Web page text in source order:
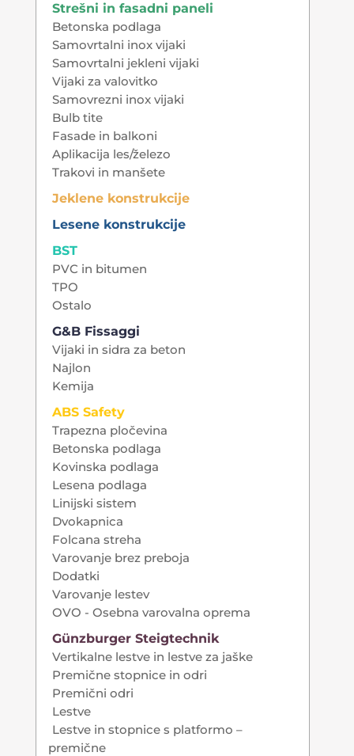
Strešni in fasadni paneli
Betonska podlaga
Samovrtalni inox vijaki
Samovrtalni jekleni vijaki
Vijaki za valovitko
Samovrezni inox vijaki
Bulb tite
Fasade in balkoni
Aplikacija les/železo
Trakovi in manšete
Jeklene konstrukcije
Lesene konstrukcije
BST
PVC in bitumen
TPO
Ostalo
G&B Fissaggi
Vijaki in sidra za beton
Najlon
Kemija
ABS Safety
Trapezna pločevina
Betonska podlaga
Kovinska podlaga
Lesena podlaga
Linijski sistem
Dvokapnica
Folcana streha
Varovanje brez preboja
Dodatki
Varovanje lestev
OVO - Osebna varovalna oprema
Günzburger Steigtechnik
Vertikalne lestve in lestve za jaške
Premične stopnice in odri
Premični odri
Lestve
Lestve in stopnice s platformo –
premične